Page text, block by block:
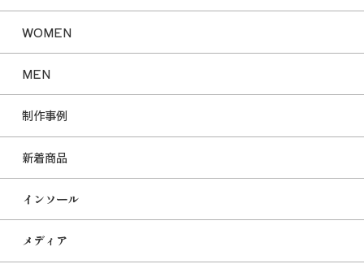
WOMEN
MEN
制作事例
新着商品
インソール
メディア